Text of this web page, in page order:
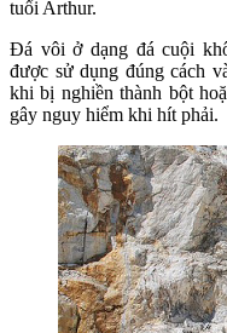
tuổi Arthur.
Đá vôi ở dạng đá cuội
được sử dụng đúng cách
khi bị nghiền thành bột
gây nguy hiểm khi hít phải.